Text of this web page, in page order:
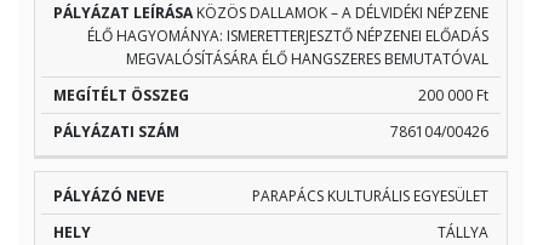
KÖZÖS DALLAMOK – A DÉLVIDÉKI NÉPZENE
ÉLŐ HAGYOMÁNYA: ISMERETTERJESZTŐ NÉPZENEI ELŐADÁS
MEGVALÓSÍTÁSÁRA ÉLŐ HANGSZERES BEMUTATÓVAL
200 000 Ft
786104/00426
PARAPÁCS KULTURÁLIS EGYESÜLET
TÁLLYA